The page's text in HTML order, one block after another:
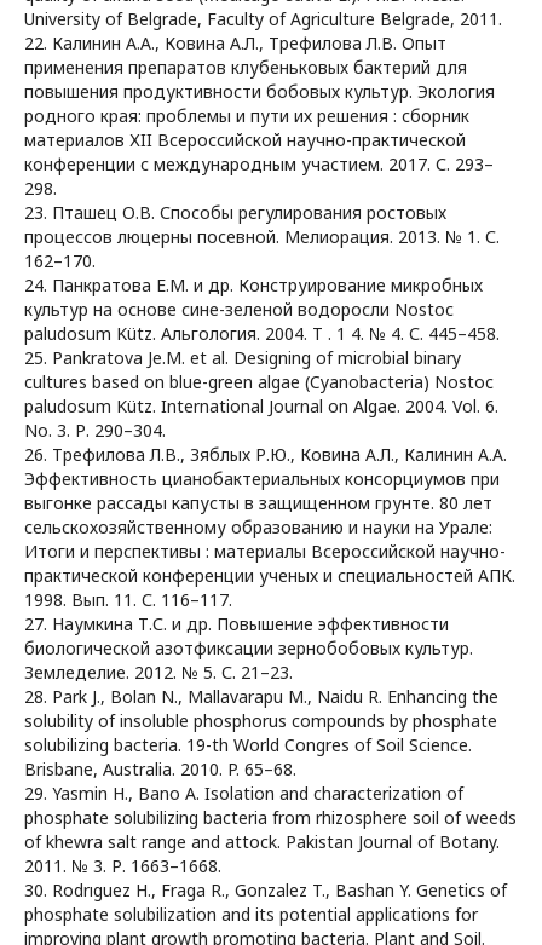
University of Belgrade, Faculty of Agriculture Belgrade, 2011.
22. Калинин А.А., Ковина А.Л., Трефилова Л.В. Опыт
применения препаратов клубеньковых бактерий для
повышения продуктивности бобовых культур. Экология
родного края: проблемы и пути их решения : сборник
материалов ХII Всероссийской научно-практической
конференции с международным участием. 2017. С. 293–
298.
23. Пташец О.В. Способы регулирования ростовых
процессов люцерны посевной. Мелиорация. 2013. № 1. С.
162–170.
24. Панкратова Е.М. и др. Конструирование микробных
культур на основе сине-зеленой водоросли Nostoc
paludosum Kütz. Альгология. 2004. Т . 1 4. № 4. С. 445–458.
25. Pankratova Je.M. et al. Designing of microbial binary
cultures based on blue-green algae (Cyanobacteria) Nostoc
paludosum Kütz. International Journal on Algae. 2004. Vol. 6.
No. 3. Р. 290–304.
26. Трефилова Л.В., Зяблых Р.Ю., Ковина А.Л., Калинин А.А.
Эффективность цианобактериальных консорциумов при
выгонке рассады капусты в защищенном грунте. 80 лет
сельскохозяйственному образованию и науки на Урале:
Итоги и перспективы : материалы Всероссийской научно-
практической конференции ученых и специальностей АПК.
1998. Вып. 11. С. 116–117.
27. Наумкина Т.С. и др. Повышение эффективности
биологической азотфиксации зернобобовых культур.
Земледелие. 2012. № 5. С. 21–23.
28. Park J., Bolan N., Mallavarapu M., Naidu R. Enhancing the
solubility of insoluble phosphorus compounds by phosphate
solubilizing bacteria. 19-th World Congres of Soil Science.
Brisbane, Australia. 2010. P. 65–68.
29. Yasmin H., Bano A. Isolation and characterization of
phosphate solubilizing bacteria from rhizosphere soil of weeds
of khewra salt range and attock. Pakistan Journal of Botany.
2011. № 3. Р. 1663–1668.
30. Rodrıguez Н., Fraga R., Gonzalez T., Bashan Y. Genetics of
phosphate solubilization and its potential applications for
improving plant growth promoting bacteria. Plant and Soil.